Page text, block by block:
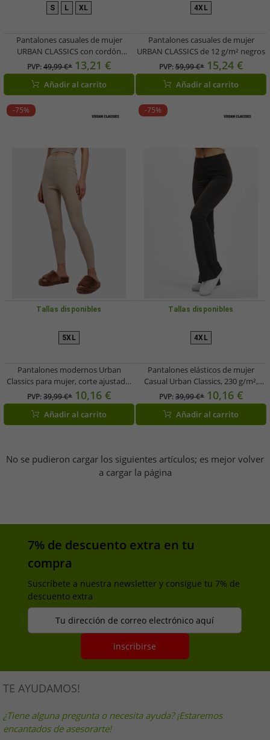
S L XL
Pantalones casuales de mujer
URBAN CLASSICS con cordón
ajustable, algodón de 360 g/m²,
color beige.
PVP:49,99 €* 13,21 €
Añadir al carrito
4XL
Pantalones casuales de mujer
URBAN CLASSICS de 12 g/m² negros
PVP:59,99 €* 15,24 €
Añadir al carrito
-75%
Tallas disponibles
5XL
Pantalones modernos Urban
Classics para mujer, corte ajustado,
12 g/m², color beige.
PVP:39,99 €* 10,16 €
Añadir al carrito
-75%
Tallas disponibles
4XL
Pantalones elásticos de mujer
Casual Urban Classics, 230 g/m²,
negros
PVP:39,99 €* 10,16 €
Añadir al carrito
No se pudieron cargar los siguientes artículos; es mejor volver
a cargar la página
7% de descuento extra en tu
compra
Suscríbete a nuestra newsletter y consigue tu 7% de
descuento extra
Tu dirección de correo electrónico aquí
inscribirse
TE AYUDAMOS!
¿Tiene alguna pregunta o necesita ayuda? ¡Estaremos
encantados de asesorarte!